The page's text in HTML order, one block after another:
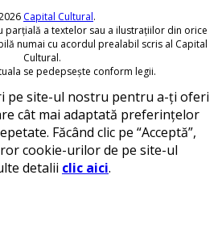
Capital Cultural.
parțială a textelor sau a ilustrațiilor din orice
numai cu acordul prealabil scris al Capital
Cultural.
se pedepsește conform legii.
pe site-ul nostru pentru a-ți oferi
cât mai adaptată preferințelor
Făcând clic pe “Acceptă”,
cookie-urilor de pe site-ul
detalii clic aici.